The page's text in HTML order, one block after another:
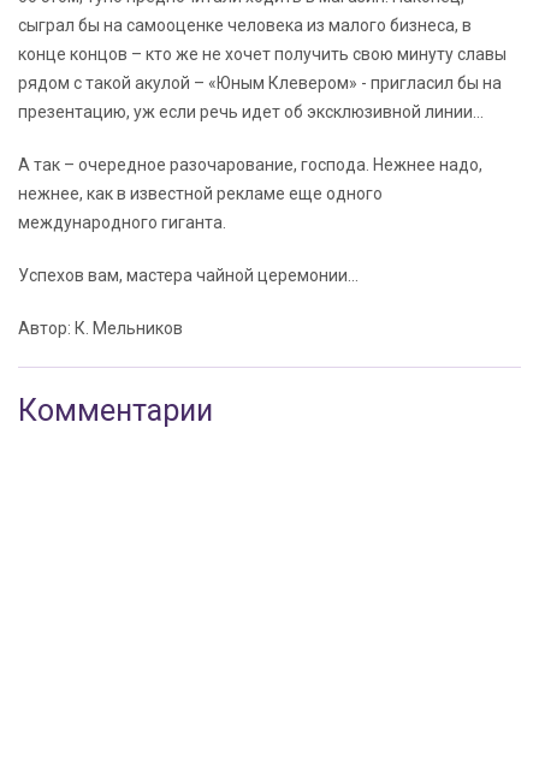
сыграл бы на самооценке человека из малого бизнеса, в
конце концов – кто же не хочет получить свою минуту славы
рядом с такой акулой – «Юным Клевером» - пригласил бы на
презентацию, уж если речь идет об эксклюзивной линии…
А так – очередное разочарование, господа. Нежнее надо,
нежнее, как в известной рекламе еще одного
международного гиганта.
Успехов вам, мастера чайной церемонии…
Автор: К. Мельников
Комментарии